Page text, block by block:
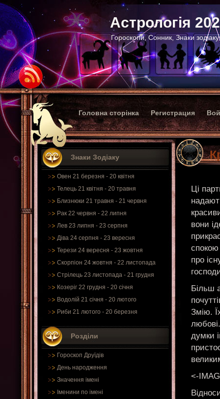
Астрологія
Гороскопи, Сонник, Знаки
Головна сторінка Регистрация
Знаки Зодіаку
Овен 21 березня - 20 квітня
Телець 21 квітня - 20 травня
Близнюки 21 травня - 21 червня
Рак 22 червня - 22 липня
Лев 23 липня - 23 серпня
Діва 24 серпня - 23 вересня
Терези 24 вересня - 23 жовтня
Скорпіон 24 жовтня - 22 листопада
Стрілець 23 листопада - 21 грудня
Козеріг 22 грудня - 20 січня
Водолій 21 січня - 20 лютого
Риби 21 лютого - 20 березня
Розділи
Гороскоп Друїдів
День народження
Значення імені
Іменини по імені
Ці
вони
про
Більш
Змію.
думки
<-